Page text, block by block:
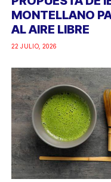
MONTELLANO
AL AIRE LIBRE
22 JULIO, 2026